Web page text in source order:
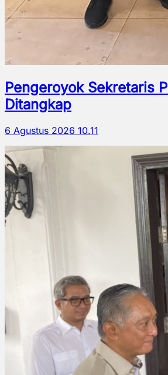
Pengeroyok Sekretaris
Ditangkap
6 Agustus 2026 10.11